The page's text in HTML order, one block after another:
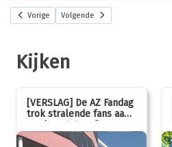
Vorige Volgende
Kijken
[VERSLAG] De AZ Fandag
trok stralende fans aan,
van jong tot oud!